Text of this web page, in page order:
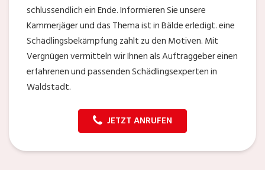
schlussendlich ein Ende. Informieren Sie unsere
Kammerjäger und das Thema ist in Bälde erledigt. eine
Schädlingsbekämpfung zählt zu den Motiven. Mit
Vergnügen vermitteln wir Ihnen als Auftraggeber einen
erfahrenen und passenden Schädlingsexperten in
Waldstadt.
JETZT ANRUFEN